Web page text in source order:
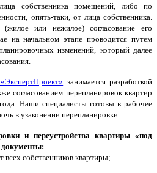
собственника помещений, либо по
опять-таки, от лица собственника.
или нежилое) согласование его
на начальном этапе проводится путем
изменений, который далее
занимается разработкой
согласованием перепланировок квартир
Наши специалисты готовы в рабочее
в узаконении перепланировки.
и переустройства квартиры «под
всех собственников квартиры;